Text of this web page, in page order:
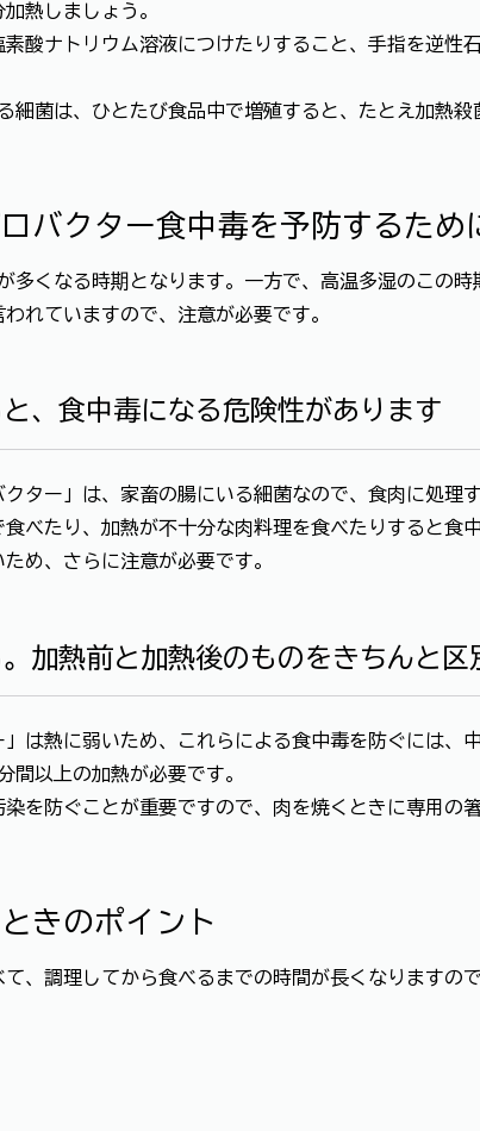
熱しましょう。
酸ナトリウム溶液につけたりすること、手指を逆性
菌は、ひとたび食品中で増殖すると、たとえ加熱殺
バクター食中毒を予防するため
くなる時期となります。一方で、高温多湿のこの時
れていますので、注意が必要です。
、食中毒になる危険性があります
ター」は、家畜の腸にいる細菌なので、食肉に処理
べたり、加熱が不十分な肉料理を食べたりすると食
め、さらに注意が必要です。
加熱前と加熱後のものをきちんと区
は熱に弱いため、これらによる食中毒を防ぐには、
間以上の加熱が必要です。
を防ぐことが重要ですので、肉を焼くときに専用の
きのポイント
、調理してから食べるまでの時間が長くなりますの